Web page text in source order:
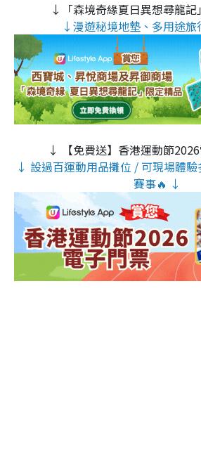
↓「森境奇緣夏日異想尋龍
↓漫遊秘境地墊、多用途
↓ 【免費送】香港運動節
↓ 設過百運動用品攤位 / 可現場體
賽事🔥 ↓